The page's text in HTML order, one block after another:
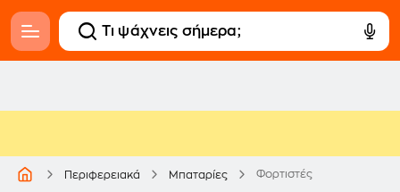
Περιφερειακά Μπαταρίες Φορτιστές